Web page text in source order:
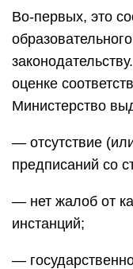
Во-первых, это
оценке
Министерство
— отсутствие
предписаний со
— нет жалоб от
инстанций;
—